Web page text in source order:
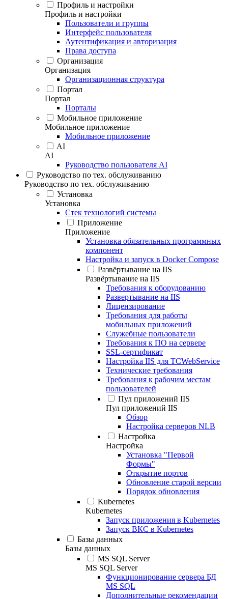
Профиль и настройки
Профиль и настройки
Пользователи и группы
Интерфейс пользователя
Аутентификация и авторизация
Права доступа
Организация
Организация
Организационная структура
Портал
Портал
Порталы
Мобильное приложение
Мобильное приложение
Мобильное приложение
AI
AI
Руководство пользователя AI
Руководство по тех. обслуживанию
Руководство по тех. обслуживанию
Установка
Установка
Стек технологий системы
Приложение
Приложение
Установка обязательных программных
компонент
Настройка и запуск в Docker Compose
Развёртывание на IIS
Развёртывание на IIS
Требования к оборудованию
Развертывание на IIS
Лицензирование
Требования для работы
мобильных приложений
Служебные пользователи
Требования к ПО на сервере
SSL-сертификат
Настройка IIS для TCWebService
Технические требования
Требования к рабочим местам
пользователей
Пул приложений IIS
Пул приложений IIS
Обзор
Настройка серверов NLB
Настройка
Настройка
Установка "Первой
Формы"
Открытие портов
Обновление старой версии
Порядок обновления
Kubernetes
Kubernetes
Запуск приложения в Kubernetes
Запуск ВКС в Kubernetes
Базы данных
Базы данных
MS SQL Server
MS SQL Server
Функционирование сервера БД
MS SQL
Дополнительные рекомендации